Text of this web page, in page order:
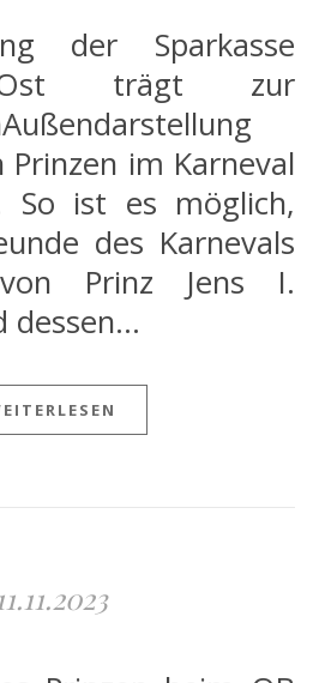
Ost trägt zur
Prinzen im Karneval
So ist es möglich,
des Karnevals
Prinz Jens I.
dessen…
11.11.2023